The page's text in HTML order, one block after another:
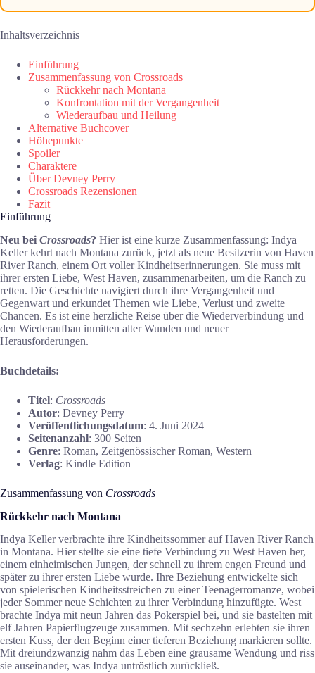
Inhaltsverzeichnis
Einführung
Zusammenfassung von Crossroads
Rückkehr nach Montana
Konfrontation mit der Vergangenheit
Wiederaufbau und Heilung
Alternative Buchcover
Höhepunkte
Spoiler
Charaktere
Über Devney Perry
Crossroads Rezensionen
Fazit
Einführung
Neu bei Crossroads? Hier ist eine kurze Zusammenfassung: Indya
Keller kehrt nach Montana zurück, jetzt als neue Besitzerin von Haven
River Ranch, einem Ort voller Kindheitserinnerungen. Sie muss mit
ihrer ersten Liebe, West Haven, zusammenarbeiten, um die Ranch zu
retten. Die Geschichte navigiert durch ihre Vergangenheit und
Gegenwart und erkundet Themen wie Liebe, Verlust und zweite
Chancen. Es ist eine herzliche Reise über die Wiederverbindung und
den Wiederaufbau inmitten alter Wunden und neuer
Herausforderungen.
Buchdetails:
Titel: Crossroads
Autor: Devney Perry
Veröffentlichungsdatum: 4. Juni 2024
Seitenanzahl: 300 Seiten
Genre: Roman, Zeitgenössischer Roman, Western
Verlag: Kindle Edition
Zusammenfassung von Crossroads
Rückkehr nach Montana
Indya Keller verbrachte ihre Kindheitssommer auf Haven River Ranch
in Montana. Hier stellte sie eine tiefe Verbindung zu West Haven her,
einem einheimischen Jungen, der schnell zu ihrem engen Freund und
später zu ihrer ersten Liebe wurde. Ihre Beziehung entwickelte sich
von spielerischen Kindheitsstreichen zu einer Teenagerromanze, wobei
jeder Sommer neue Schichten zu ihrer Verbindung hinzufügte. West
brachte Indya mit neun Jahren das Pokerspiel bei, und sie bastelten mit
elf Jahren Papierflugzeuge zusammen. Mit sechzehn erlebten sie ihren
ersten Kuss, der den Beginn einer tieferen Beziehung markieren sollte.
Mit dreiundzwanzig nahm das Leben eine grausame Wendung und riss
sie auseinander, was Indya untröstlich zurückließ.